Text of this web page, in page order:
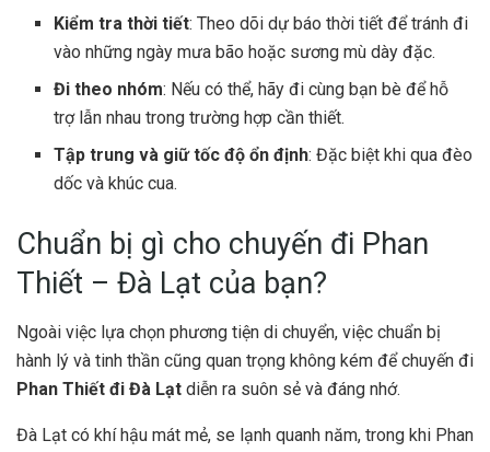
Kiểm tra thời tiết: Theo dõi dự báo thời tiết để tránh đi
vào những ngày mưa bão hoặc sương mù dày đặc.
Đi theo nhóm: Nếu có thể, hãy đi cùng bạn bè để hỗ
trợ lẫn nhau trong trường hợp cần thiết.
Tập trung và giữ tốc độ ổn định: Đặc biệt khi qua đèo
dốc và khúc cua.
Chuẩn bị gì cho chuyến đi Phan
Thiết – Đà Lạt của bạn?
Ngoài việc lựa chọn phương tiện di chuyển, việc chuẩn bị
hành lý và tinh thần cũng quan trọng không kém để chuyến đi
Phan Thiết đi Đà Lạt diễn ra suôn sẻ và đáng nhớ.
Đà Lạt có khí hậu mát mẻ, se lạnh quanh năm, trong khi Phan